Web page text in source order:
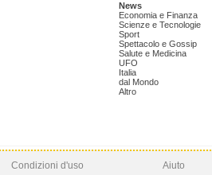
News
Economia e Finanza
Scienze e Tecnologie
Sport
Spettacolo e Gossip
Salute e Medicina
UFO
Italia
dal Mondo
Altro
Condizioni d'uso
Aiuto